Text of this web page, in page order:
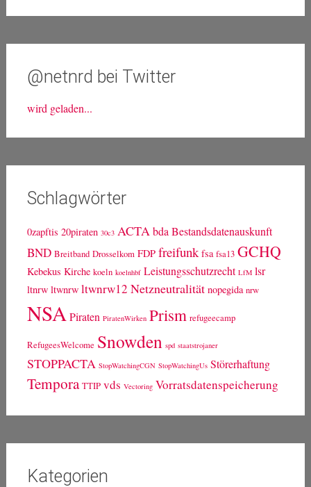
@netnrd bei Twitter
wird geladen...
Schlagwörter
0zapftis 20piraten 30c3 ACTA bda Bestandsdatenauskunft
BND Breitband Drosselkom FDP freifunk fsa fsa13 GCHQ
Kebekus Kirche koeln koelnhbf Leistungsschutzrecht LfM lsr
ltnrw ltwnrw ltwnrw12 Netzneutralität nopegida nrw
NSA Piraten PiratenWirken Prism refugeecamp
RefugeesWelcome Snowden spd staatstrojaner
STOPPACTA StopWatchingCGN StopWatchingUs Störerhaftung
Tempora TTIP vds Vectoring Vorratsdatenspeicherung
Kategorien